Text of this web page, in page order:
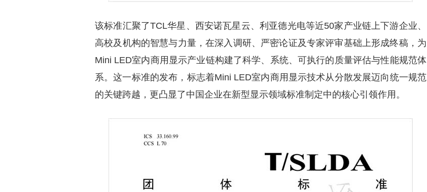
该标准汇聚了TCL华星、西安诺瓦星云、利亚德光电等近50家产业链上下游企业、
高校及机构的智慧与力量，在深入调研、严密论证及专家评审基础上形成终稿，为
Mini LED室内商用显示产业链构建了科学、系统、可执行的质量评估与性能规范体
系。这一标准的发布，标志着Mini LED室内商用显示技术从分散发展迈向统一规范
的关键跨越，更凸显了中国企业在新型显示领域标准制定中的核心引领作用。